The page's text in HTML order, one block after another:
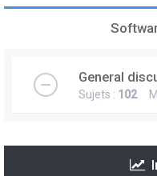
General
Sujets : 102